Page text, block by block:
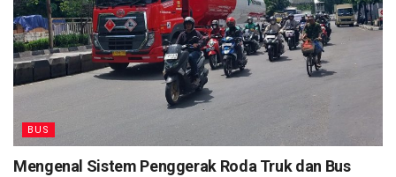
BUS
Mengenal Sistem Penggerak Roda Truk dan Bus